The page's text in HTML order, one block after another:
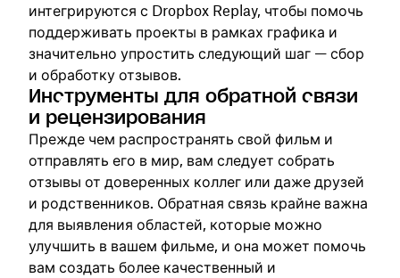
интегрируются с Dropbox Replay, чтобы помочь
поддерживать проекты в рамках графика и
значительно упростить следующий шаг — сбор
и обработку отзывов.
Инструменты для обратной связи
и рецензирования
Прежде чем распространять свой фильм и
отправлять его в мир, вам следует собрать
отзывы от доверенных коллег или даже друзей
и родственников. Обратная связь крайне важна
для выявления областей, которые можно
улучшить в вашем фильме, и она может помочь
вам создать более качественный и